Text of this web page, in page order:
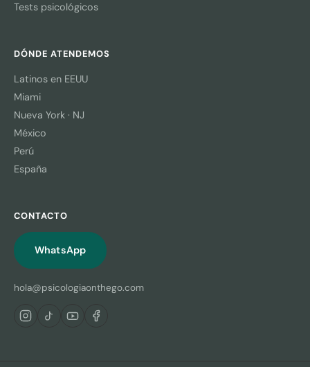
Tests psicológicos
DÓNDE ATENDEMOS
Latinos en EEUU
Miami
Nueva York · NJ
México
Perú
España
CONTACTO
WhatsApp
hola@psicologiaonthego.com